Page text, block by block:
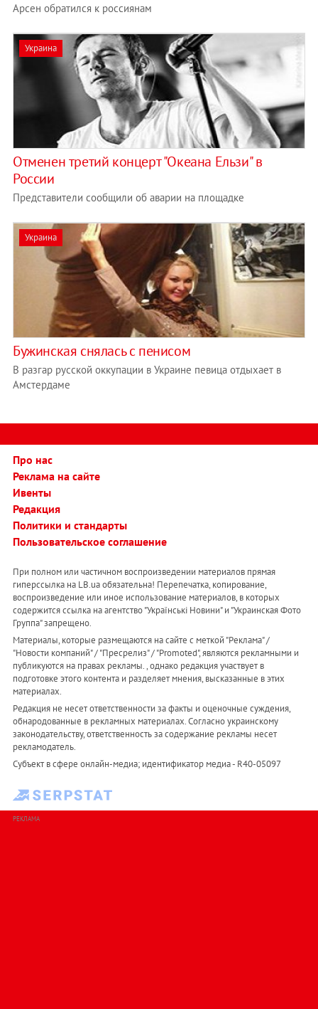
Арсен обратился к россиянам
Украина
Отменен третий концерт "Океана Ельзи" в
России
Представители сообщили об аварии на площадке
Украина
Бужинская снялась с пенисом
В разгар русской оккупации в Украине певица отдыхает в
Амстердаме
Про нас
Реклама на сайте
Ивенты
Редакция
Политики и стандарты
Пользовательское соглашение
При полном или частичном воспроизведении материалов прямая
гиперссылка на LB.ua обязательна! Перепечатка, копирование,
воспроизведение или иное использование материалов, в которых
содержится ссылка на агентство "Українськi Новини" и "Украинская Фото
Группа" запрещено.
Материалы, которые размещаются на сайте с меткой "Реклама" /
"Новости компаний" / "Пресрелиз" / "Promoted", являются рекламными и
публикуются на правах рекламы. , однако редакция участвует в
подготовке этого контента и разделяет мнения, высказанные в этих
материалах.
Редакция не несет ответственности за факты и оценочные суждения,
обнародованные в рекламных материалах. Согласно украинскому
законодательству, ответственность за содержание рекламы несет
рекламодатель.
Субъект в сфере онлайн-медиа; идентификатор медиа - R40-05097
РЕКЛАМА